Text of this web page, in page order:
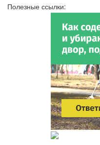
Полезные ссылки: